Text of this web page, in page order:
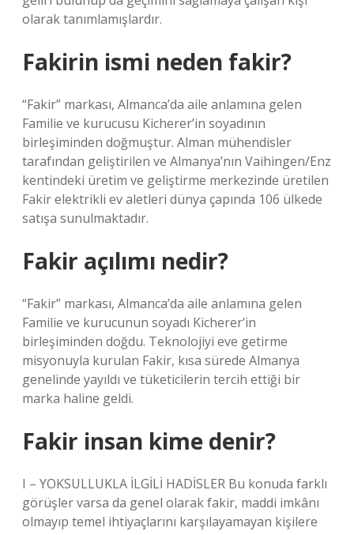
olarak tanımlamışlardır.
Fakirin ismi neden fakir?
“Fakir” markası, Almanca’da aile anlamına gelen
Familie ve kurucusu Kicherer’in soyadının
birleşiminden doğmuştur. Alman mühendisler
tarafından geliştirilen ve Almanya’nın Vaihingen/Enz
kentindeki üretim ve geliştirme merkezinde üretilen
Fakir elektrikli ev aletleri dünya çapında 106 ülkede
satışa sunulmaktadır.
Fakir açılımı nedir?
“Fakir” markası, Almanca’da aile anlamına gelen
Familie ve kurucunun soyadı Kicherer’in
birleşiminden doğdu. Teknolojiyi eve getirme
misyonuyla kurulan Fakir, kısa sürede Almanya
genelinde yayıldı ve tüketicilerin tercih ettiği bir
marka haline geldi.
Fakir insan kime denir?
I – YOKSULLUKLA İLGİLİ HADİSLER Bu konuda farklı
görüşler varsa da genel olarak fakir, maddi imkânı
olmayıp temel ihtiyaçlarını karşılayamayan kişilere